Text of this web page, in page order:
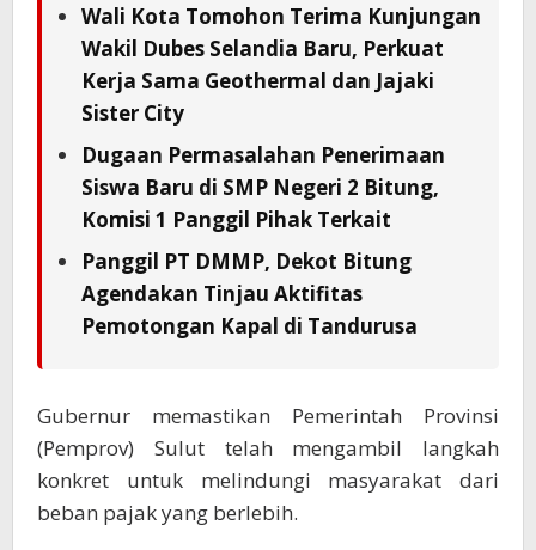
Wali Kota Tomohon Terima Kunjungan
Wakil Dubes Selandia Baru, Perkuat
Kerja Sama Geothermal dan Jajaki
Sister City
Dugaan Permasalahan Penerimaan
Siswa Baru di SMP Negeri 2 Bitung,
Komisi 1 Panggil Pihak Terkait
Panggil PT DMMP, Dekot Bitung
Agendakan Tinjau Aktifitas
Pemotongan Kapal di Tandurusa
Gubernur memastikan Pemerintah Provinsi
(Pemprov) Sulut telah mengambil langkah
konkret untuk melindungi masyarakat dari
beban pajak yang berlebih.